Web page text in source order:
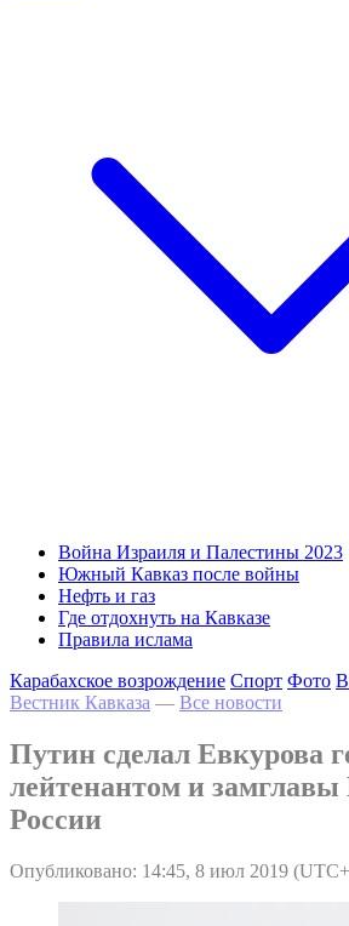
Война Израиля и Палестины 2023
Южный Кавказ после войны
Нефть и газ
Где отдохнуть на Кавказе
Правила ислама
Карабахское возрождение Спорт Фото
Вестник Кавказа — Все новости
Путин сделал Евкурова
лейтенантом и
России
Опубликовано: 14:45, 8 июл 2019